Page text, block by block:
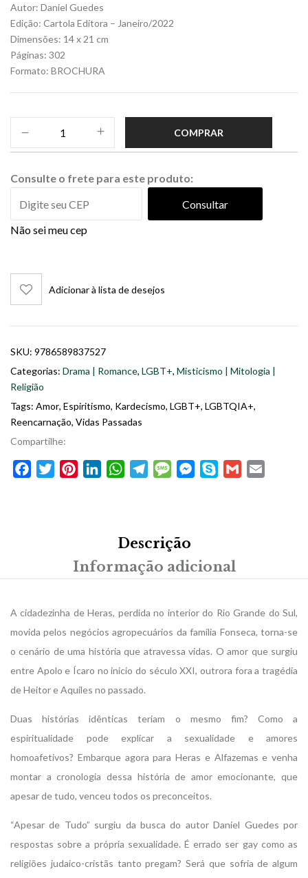
Autor: Daniel Guedes
Edição: Cartola Editora – Janeiro/2022
Dimensões: 14 x 21 cm
Páginas: 302
Formato: BROCHURA
COMPRAR
Consulte o frete para este produto:
Consultar
Não sei meu cep
Adicionar à lista de desejos
SKU: 9786589837527
Categorias: Drama | Romance, LGBT+, Misticismo | Mitologia |
Religião
Tags: Amor, Espiritismo, Kardecismo, LGBT+, LGBTQIA+,
Reencarnação, Vidas Passadas
Compartilhe:
FacebookTwitterPinterestLinkedInWhatsAppTelegramMessageMessenger
Skype Gmail
Descrição
Informação adicional
A cidadezinha de Heras, perdida no interior do Rio Grande do Sul,
movida pelos negócios agropecuários da família Fonseca, torna-se
o cenário de uma história que atravessa vidas. O amor que surgiu
entre Apolo e Ícaro no inicio do século XXI, outrora fora a tragédia
de Heitor e Aquiles no passado.
Duas histórias idênticas teriam o mesmo fim? Como a
espiritualidade pode explicar a sexualidade e amores
homoafetivos? Embarque agora para Heras e Alfazemas e venha
montar a cronologia dessa história de amor emocionante, que
apesar de tudo, venceu todos os preconceitos.
“Apesar de Tudo” surgiu da busca do autor Daniel Guedes por
respostas sobre a própria sexualidade. É errado ser gay como as
religiões judaico-cristãs tanto pregam? Será que sofria de algum